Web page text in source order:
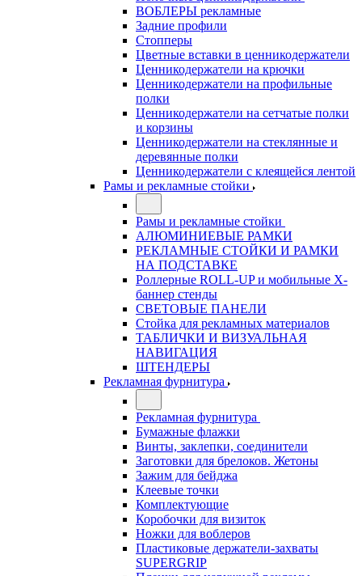
ВОБЛЕРЫ рекламные
Задние профили
Стопперы
Цветные вставки в ценникодержатели
Ценникодержатели на крючки
Ценникодержатели на профильные
полки
Ценникодержатели на сетчатые полки
и корзины
Ценникодержатели на стеклянные и
деревянные полки
Ценникодержатели с клеящейся лентой
Рамы и рекламные стойки
Рамы и рекламные стойки
АЛЮМИНИЕВЫЕ РАМКИ
РЕКЛАМНЫЕ СТОЙКИ И РАМКИ
НА ПОДСТАВКЕ
Роллерные ROLL-UP и мобильные X-
баннер стенды
СВЕТОВЫЕ ПАНЕЛИ
Стойка для рекламных материалов
ТАБЛИЧКИ И ВИЗУАЛЬНАЯ
НАВИГАЦИЯ
ШТЕНДЕРЫ
Рекламная фурнитура
Рекламная фурнитура
Бумажные флажки
Винты, заклепки, соединители
Заготовки для брелоков. Жетоны
Зажим для бейджа
Клеевые точки
Комплектующие
Коробочки для визиток
Ножки для воблеров
Пластиковые держатели-захваты
SUPERGRIP